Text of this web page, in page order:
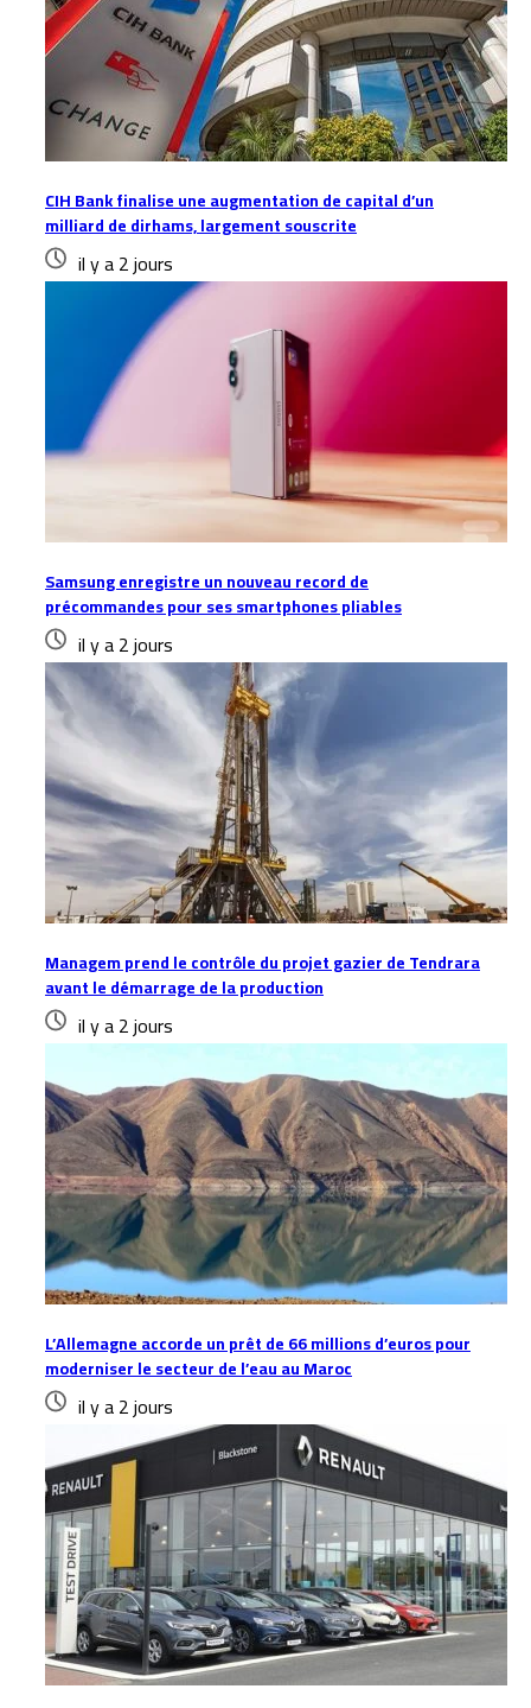
CIH Bank finalise une augmentation de capital d’un
milliard de dirhams, largement souscrite
il y a 2 jours
Samsung enregistre un nouveau record de
précommandes pour ses smartphones pliables
il y a 2 jours
Managem prend le contrôle du projet gazier de Tendrara
avant le démarrage de la production
il y a 2 jours
L’Allemagne accorde un prêt de 66 millions d’euros pour
moderniser le secteur de l’eau au Maroc
il y a 2 jours